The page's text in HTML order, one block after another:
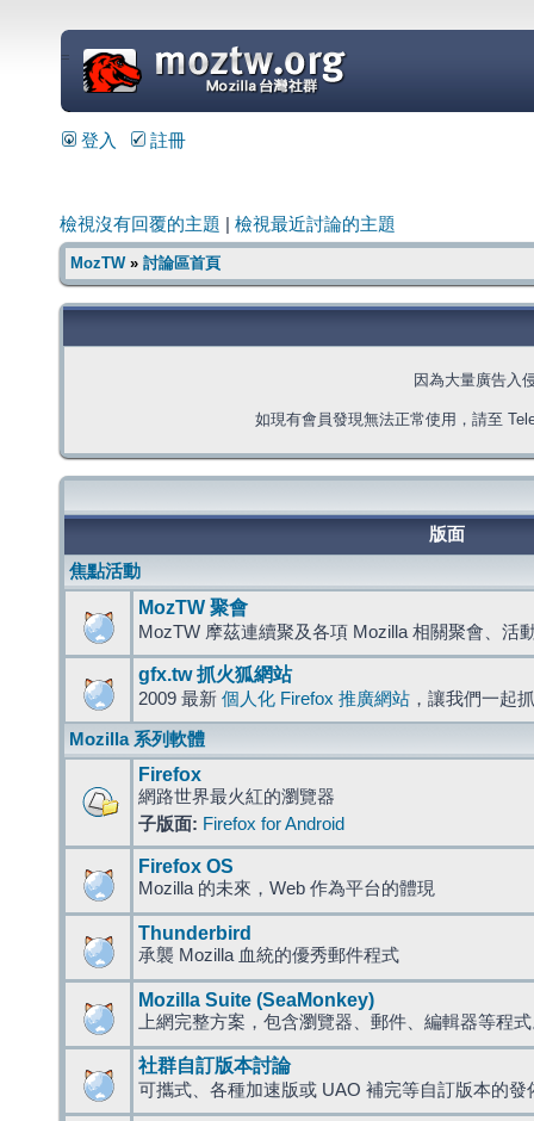
=
登入 註冊
檢視沒有回覆的主題 檢視最近討論的主題
MozTW» 討論區首頁
因為大量廣告入
如現有會員發現無法正常使用，請至
版面
焦點活動
MozTW 聚會
MozTW 摩茲連續聚及各項 Mozilla 相關聚會、活
gfx.tw 抓火狐網站
2009 最新 個人化 Firefox 推廣網站 ，讓我們一起
Mozilla 系列軟體
Firefox
網路世界最火紅的瀏覽器
子版面: Firefox for Android
Firefox OS
Mozilla 的未來，Web 作為平台的體現
Thunderbird
承襲 Mozilla 血統的優秀郵件程式
Mozilla Suite (SeaMonkey)
上網完整方案，包含瀏覽器、郵件、編輯器等程
社群自訂版本討論
可攜式、各種加速版或 UAO 補完等自訂版本的發